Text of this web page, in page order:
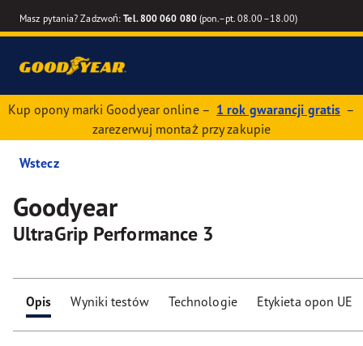
Masz pytania? Zadzwoń:Tel. 800 060 080(pon.–pt. 08.00–18.00)
Kup opony marki Goodyear online – 1 rok gwarancji gratis –
zarezerwuj montaż przy zakupie
Wstecz
Goodyear
UltraGrip Performance 3
Opis Wyniki testów Technologie Etykieta opon UE